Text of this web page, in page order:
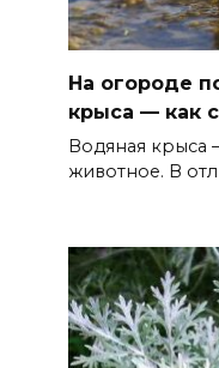
На огороде
крыса — как
Водяная крыса
животное. В